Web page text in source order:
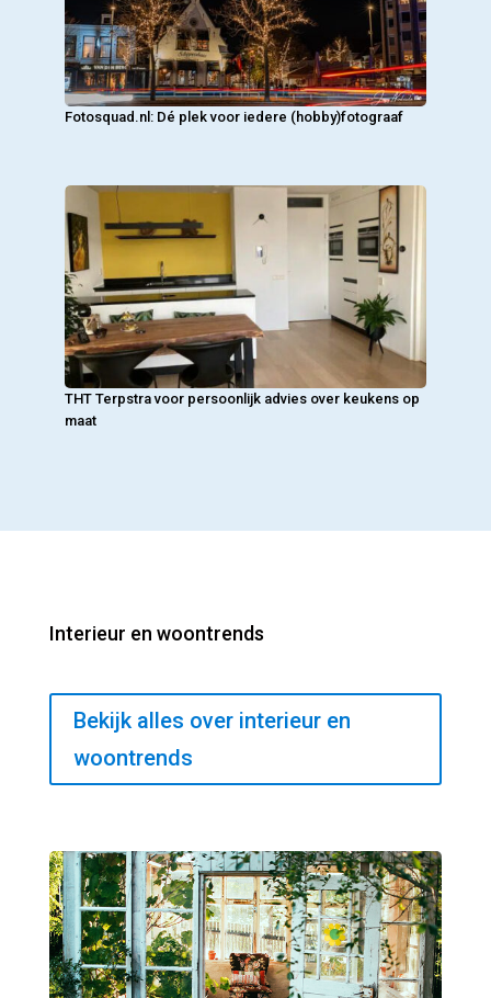
Fotosquad.nl: Dé plek voor iedere (hobby)fotograaf
THT Terpstra voor persoonlijk advies over keukens op
maat
Interieur en woontrends
Bekijk alles over interieur en
woontrends